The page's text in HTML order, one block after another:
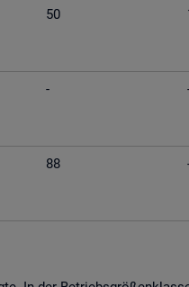
50
-
88